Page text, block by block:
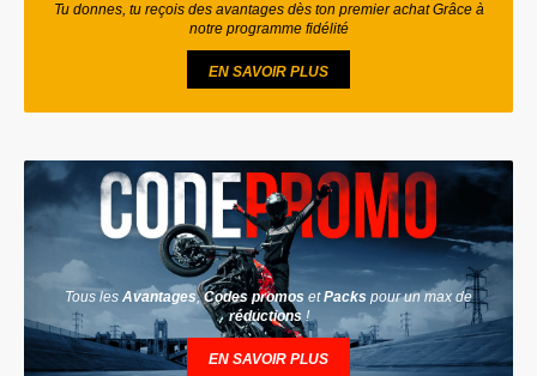
Tu donnes, tu reçois des avantages dès ton premier achat Grâce à
notre programme fidélité
EN SAVOIR PLUS
Tous les Avantages,Codes promos etPacks pour un max de
réductions !
EN SAVOIR PLUS